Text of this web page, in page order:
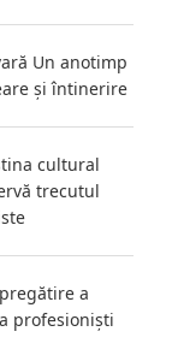
Un anotimp
și întinerire
cultural
trecutul
a
profesioniști